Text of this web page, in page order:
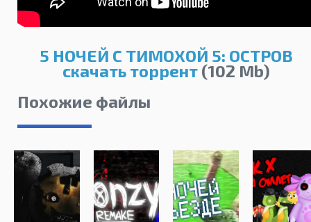
5 НОЧЕЙ С ТИМОХОЙ 5: ОСТРОВ
скачать торрент(102 Mb)
Похожие файлы